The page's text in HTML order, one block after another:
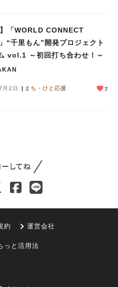
】「WORLD CONNECT
“千里もん”開発プロジェクト
Dチーム vol.1 ～初回打ち合わせ！～
2日 まち・ひと応援 7
約 運営会社
っと活用法